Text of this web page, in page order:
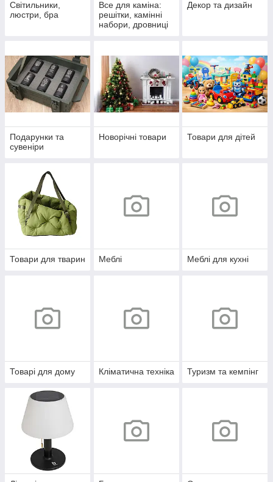
Світильники,
люстри, бра
Все для каміна:
решітки, камінні
набори, дровниці
Декор та дизайн
Подарунки та
сувеніри
Новорічні товари Товари для дітей
Товари для тварин Меблі Меблі для кухні
Товарі для дому Кліматична техніка Туризм та кемпінг